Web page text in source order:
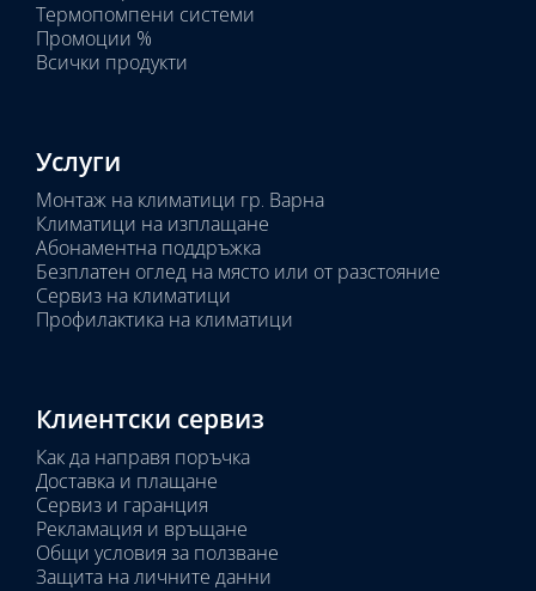
Термопомпени системи
Промоции %
Всички продукти
Услуги
Монтаж на климатици гр. Варна
Климатици на изплащане
Абонаментна поддръжка
Безплатен оглед на място или от разстояние
Сервиз на климатици
Профилактика на климатици
Клиентски сервиз
Как да направя поръчка
Доставка и плащане
Сервиз и гаранция
Рекламация и връщане
Общи условия за ползване
Защита на личните данни